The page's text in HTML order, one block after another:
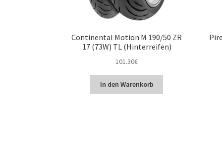
Continental Motion M 190/50 ZR
17 (73W) TL (Hinterreifen)
101.30€
In den Warenkorb